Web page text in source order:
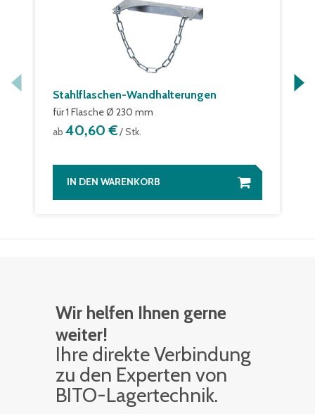
Stahlflaschen-Wandhalterungen
für 1 Flasche Ø 230 mm
ab 40,60 €/ Stk.
IN DEN WARENKORB
Wir helfen Ihnen gerne
weiter!
Ihre di­rek­te Ver­bin­dung
zu den Ex­per­ten von
BITO-La­ger­tech­nik.